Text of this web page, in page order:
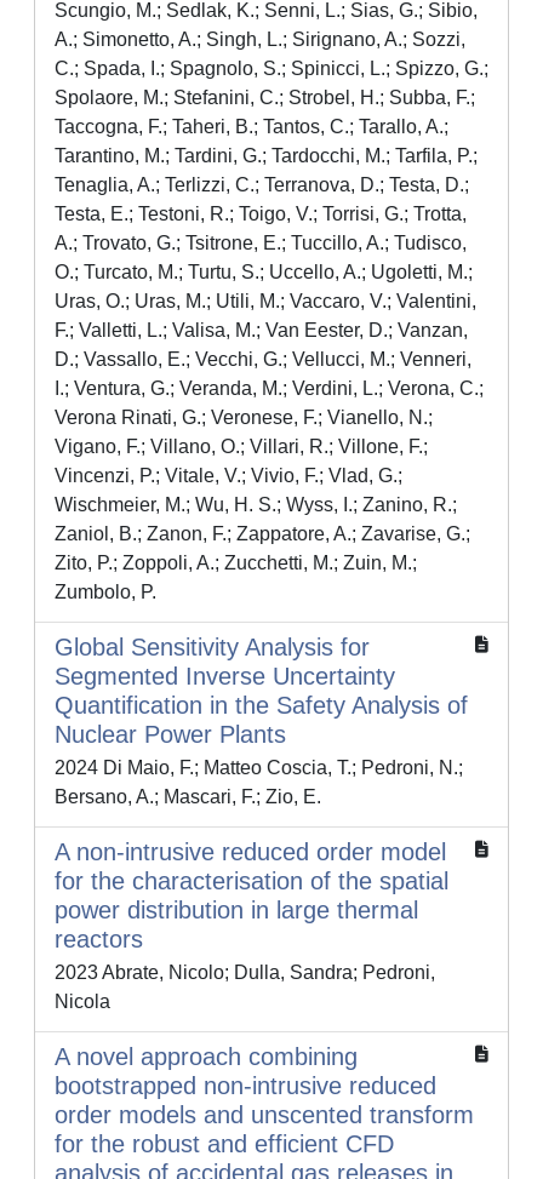
Scungio, M.; Sedlak, K.; Senni, L.; Sias, G.; Sibio,
A.; Simonetto, A.; Singh, L.; Sirignano, A.; Sozzi,
C.; Spada, I.; Spagnolo, S.; Spinicci, L.; Spizzo, G.;
Spolaore, M.; Stefanini, C.; Strobel, H.; Subba, F.;
Taccogna, F.; Taheri, B.; Tantos, C.; Tarallo, A.;
Tarantino, M.; Tardini, G.; Tardocchi, M.; Tarfila, P.;
Tenaglia, A.; Terlizzi, C.; Terranova, D.; Testa, D.;
Testa, E.; Testoni, R.; Toigo, V.; Torrisi, G.; Trotta,
A.; Trovato, G.; Tsitrone, E.; Tuccillo, A.; Tudisco,
O.; Turcato, M.; Turtu, S.; Uccello, A.; Ugoletti, M.;
Uras, O.; Uras, M.; Utili, M.; Vaccaro, V.; Valentini,
F.; Valletti, L.; Valisa, M.; Van Eester, D.; Vanzan,
D.; Vassallo, E.; Vecchi, G.; Vellucci, M.; Venneri,
I.; Ventura, G.; Veranda, M.; Verdini, L.; Verona, C.;
Verona Rinati, G.; Veronese, F.; Vianello, N.;
Vigano, F.; Villano, O.; Villari, R.; Villone, F.;
Vincenzi, P.; Vitale, V.; Vivio, F.; Vlad, G.;
Wischmeier, M.; Wu, H. S.; Wyss, I.; Zanino, R.;
Zaniol, B.; Zanon, F.; Zappatore, A.; Zavarise, G.;
Zito, P.; Zoppoli, A.; Zucchetti, M.; Zuin, M.;
Zumbolo, P.
Global Sensitivity Analysis for
Segmented Inverse Uncertainty
Quantification in the Safety Analysis of
Nuclear Power Plants
2024 Di Maio, F.; Matteo Coscia, T.; Pedroni, N.;
Bersano, A.; Mascari, F.; Zio, E.
A non-intrusive reduced order model
for the characterisation of the spatial
power distribution in large thermal
reactors
2023 Abrate, Nicolo; Dulla, Sandra; Pedroni,
Nicola
A novel approach combining
bootstrapped non-intrusive reduced
order models and unscented transform
for the robust and efficient CFD
analysis of accidental gas releases in